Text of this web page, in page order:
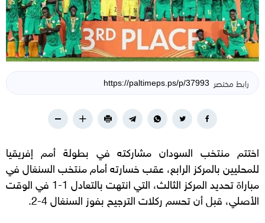
رابط مختصر
اختتم منتخب السودان مشاركته في بطولة أمم إفريقيا
للمحليين بالمركز الرابع، عقب خسارته أمام منتخب السنغال في
مباراة تحديد المركز الثالث، التي انتهت بالتعادل 1-1 في الوقت
الأصلي، قبل أن تحسم ركلات الترجيح بفوز السنغال 4-2.